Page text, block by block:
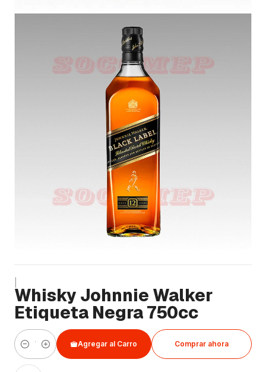
Whisky Johnnie Walker
Etiqueta Negra 750cc
Cantidad
Agregar al Carro Comprar ahora